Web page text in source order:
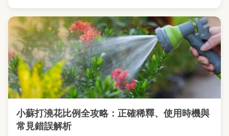
小蘇打澆花比例全攻略：正確稀釋、使用時機與
常見錯誤解析